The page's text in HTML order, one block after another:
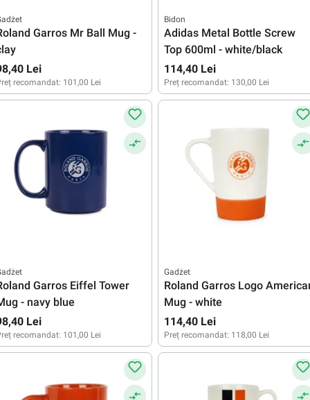
Garros Mr Ball Mug -
Lei
recomandat: 101,00 Lei
Bidon
Adidas Metal Bottle Screw
Top 600ml - white/black
114,40 Lei
Preț recomandat: 130,00 Lei
Garros Eiffel Tower
- navy blue
Lei
recomandat: 101,00 Lei
Gadżet
Roland Garros Logo
Mug - white
114,40 Lei
Preț recomandat: 118,00 Lei